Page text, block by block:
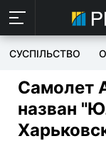
СУСПІЛЬСТВО
Самолет
назван